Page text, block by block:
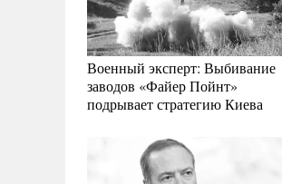
Военный эксперт: Выбивание
заводов «Файер Пойнт»
подрывает стратегию Киева